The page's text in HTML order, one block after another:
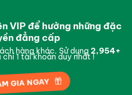
VIP để hưởng những đặc
đẳng cấp
hàng khác. Sử dụng 2,997+
1 tài khoản duy nhất !
GIA NGAY